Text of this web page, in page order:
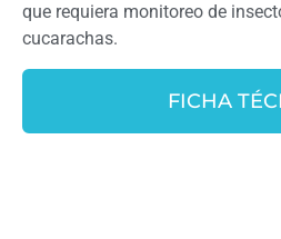
que requiera monitoreo de
cucarachas.
FICHA